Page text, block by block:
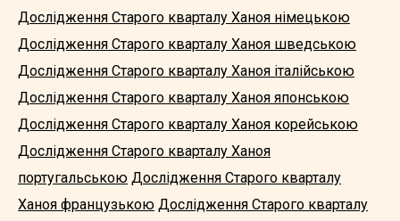
Дослідження Старого кварталу Ханоя німецькою
Дослідження Старого кварталу Ханоя шведською
Дослідження Старого кварталу Ханоя італійською
Дослідження Старого кварталу Ханоя японською
Дослідження Старого кварталу Ханоя корейською
Дослідження Старого кварталу Ханоя
португальською Дослідження Старого кварталу
Ханоя французькою Дослідження Старого кварталу